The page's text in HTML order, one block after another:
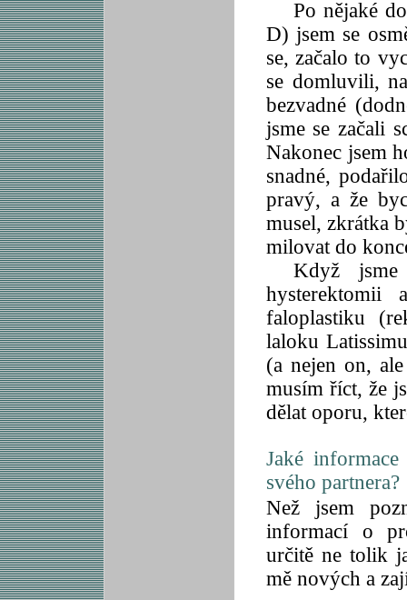
Po nějaké
D) jsem se
se, začalo to
se domluvili,
bezvadné
jsme se začali
Nakonec jsem
snadné,
pravý, a že
musel, zkrátka
milovat do
Když
hysterektomii
faloplastiku
laloku
(a nejen on,
musím říct, že
dělat oporu,
Jaké
svého partnera?
Než jsem
informací o
určitě ne tolik
mě nových a